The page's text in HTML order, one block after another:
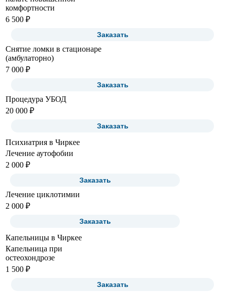
комфортности
6 500 ₽
Заказать
Снятие ломки в стационаре
(амбулаторно)
7 000 ₽
Заказать
Процедура УБОД
20 000 ₽
Заказать
Психиатрия в Чиркее
Лечение аутофобии
2 000 ₽
Заказать
Лечение циклотимии
2 000 ₽
Заказать
Капельницы в Чиркее
Капельница при
остеохондрозе
1 500 ₽
Заказать